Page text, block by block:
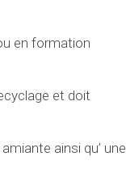
en formation
et doit
ainsi qu’ une